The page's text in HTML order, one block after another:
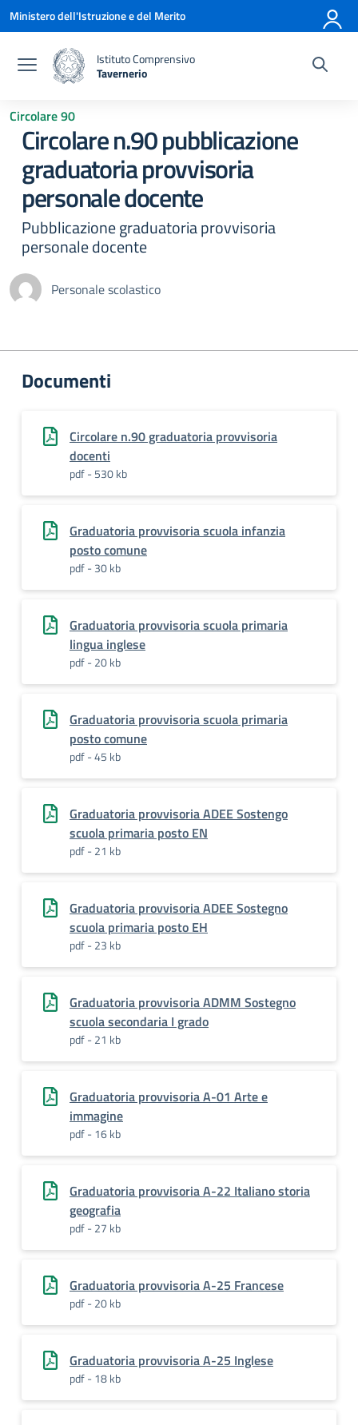
Vai ai contenuti
Vai al menu di navigazione
Vai al footer
Ministero dell'Istruzione e del Merito
Istituto Comprensivo
Tavernerio
Circolare 90
Circolare n.90 pubblicazione
graduatoria provvisoria
personale docente
Pubblicazione graduatoria provvisoria
personale docente
Personale scolastico
Documenti
Circolare n.90 graduatoria provvisoria
docenti
pdf - 530 kb
Graduatoria provvisoria scuola infanzia
posto comune
pdf - 30 kb
Graduatoria provvisoria scuola primaria
lingua inglese
pdf - 20 kb
Graduatoria provvisoria scuola primaria
posto comune
pdf - 45 kb
Graduatoria provvisoria ADEE Sostengo
scuola primaria posto EN
pdf - 21 kb
Graduatoria provvisoria ADEE Sostegno
scuola primaria posto EH
pdf - 23 kb
Graduatoria provvisoria ADMM Sostegno
scuola secondaria I grado
pdf - 21 kb
Graduatoria provvisoria A-01 Arte e
immagine
pdf - 16 kb
Graduatoria provvisoria A-22 Italiano storia
geografia
pdf - 27 kb
Graduatoria provvisoria A-25 Francese
pdf - 20 kb
Graduatoria provvisoria A-25 Inglese
pdf - 18 kb